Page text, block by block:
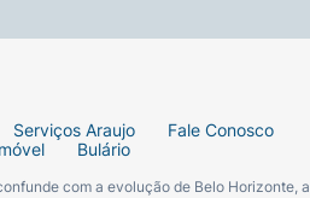
Serviços Araujo
Fale Conosco
Bulário
com a evolução de Belo Horizonte, a